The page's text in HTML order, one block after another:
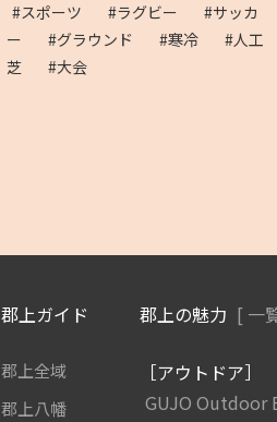
#スポーツ
#ラグビー
#サッカ
ー
#グラウンド #寒冷
#人工
芝
#大会
郡上ガイド
郡上全域
郡上八幡
郡上の魅力 [ 一
［アウトドア］
GUJO Outdoor